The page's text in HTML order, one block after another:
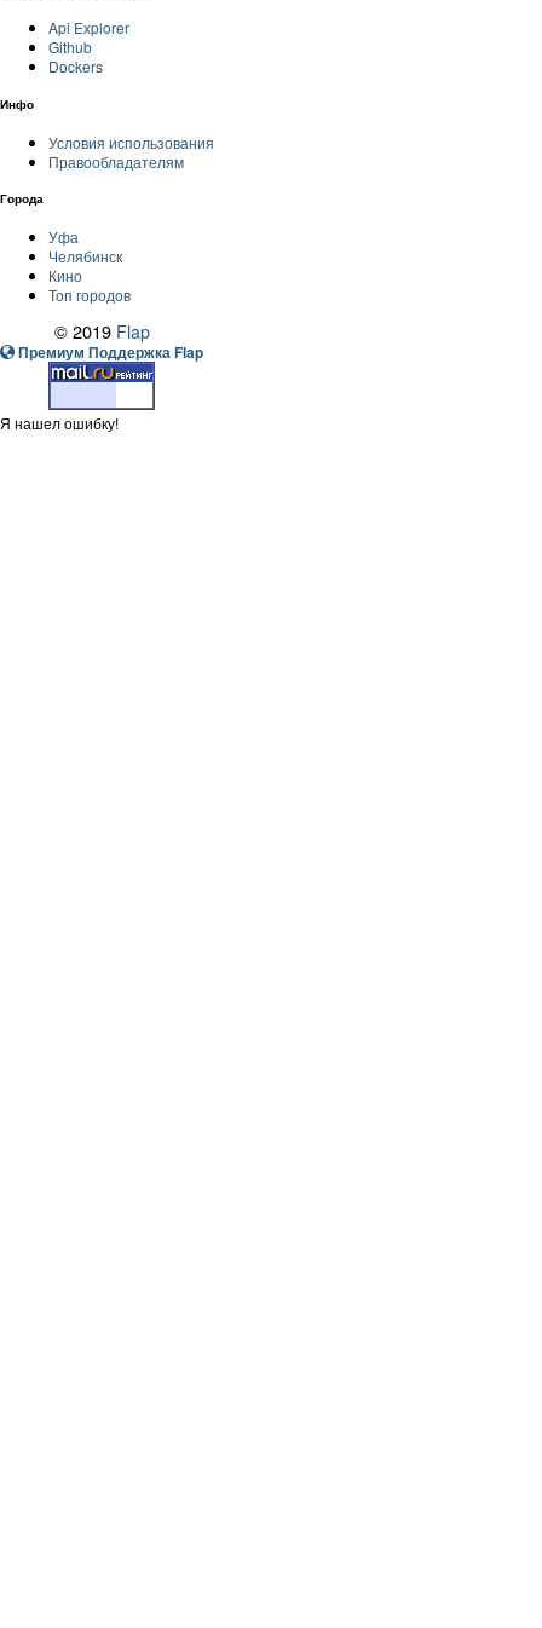
Api Explorer
Github
Dockers
Инфо
Условия использования
Правообладателям
Города
Уфа
Челябинск
Кино
Топ городов
© 2019 Flap
Премиум Поддержка Flap
Я нашел ошибку!